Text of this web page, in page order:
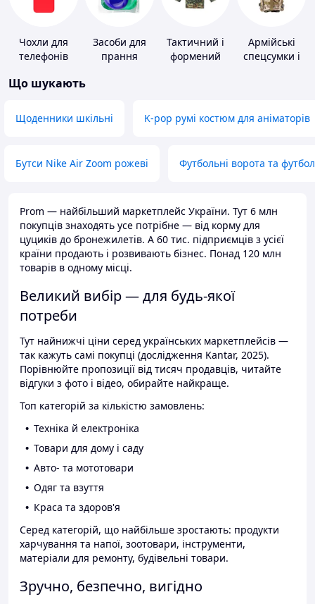
Чохли для
телефонів
Засоби для
прання
Тактичний і
формений
Армійські
спецсумки і
Що шукають
Щоденники шкільні K-pop румі костюм для аніматорів
Бутси Nike Air Zoom рожеві Футбольні ворота та
Prom — найбільший маркетплейс України. Тут 6 млн
покупців знаходять усе потрібне — від корму для
цуциків до бронежилетів. А 60 тис. підприємців з усієї
країни продають і розвивають бізнес. Понад 120 млн
товарів в одному місці.
Великий вибір — для будь-якої
потреби
Тут найнижчі ціни серед українських маркетплейсів —
так кажуть самі покупці (дослідження Kantar, 2025).
Порівнюйте пропозиції від тисяч продавців, читайте
відгуки з фото і відео, обирайте найкраще.
Топ категорій за кількістю замовлень:
Техніка й електроніка
Товари для дому і саду
Авто- та мототовари
Одяг та взуття
Краса та здоров'я
Серед категорій, що найбільше зростають: продукти
харчування та напої, зоотовари, інструменти,
матеріали для ремонту, будівельні товари.
Зручно, безпечно, вигідно